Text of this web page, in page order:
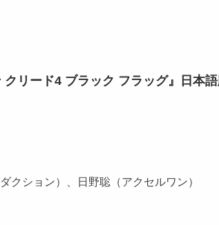
リード4 ブラック フラッグ』日本語
ション）、日野聡（アクセルワン）